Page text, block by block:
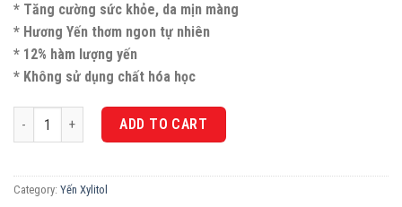
* Tăng cường sức khỏe, da mịn màng
* Hương Yến thơm ngon tự nhiên
* 12% hàm lượng yến
* Không sử dụng chất hóa học
Nước Yến Sào cao cấp Thiên Triều đường Xylitol 12% yến tươi (Hộp 6
ADD TO CART
Category: Yến Xylitol